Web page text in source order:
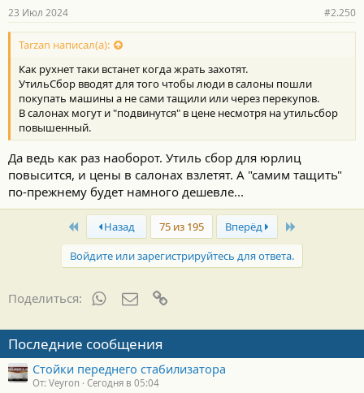
н
о
с
и
:
23 Июл 2024 #2.250
Tarzan написал(а):
Как рухнет таки встанет когда жрать захотят.
УтильСбор вводят для того чтобы люди в салоны пошли
покупать машины а не сами тащили или через перекупов.
В салонах могут и "подвинутся" в цене несмотря на утильсбор
повышенный.
Да ведь как раз наоборот. Утиль сбор для юрлиц
повысится, и цены в салонах взлетят. А "самим тащить"
по-прежнему будет намного дешевле...
First Назад 75 из 195 Вперёд Last
Войдите или зарегистрируйтесь для ответа.
Поделиться: WhatsAppЭлектронная почта
Последние сообщения
Стойки переднего стабилизатора
От: Veyron Сегодня в 05:04